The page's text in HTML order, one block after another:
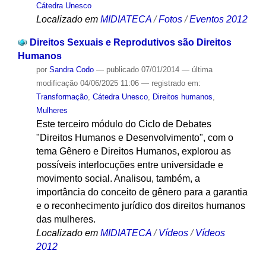
Cátedra Unesco
Localizado em MIDIATECA /Fotos /Eventos 2012
Direitos Sexuais e Reprodutivos são Direitos
Humanos
por Sandra Codo — publicado07/01/2014 — última
modificação04/06/2025 11:06 — registrado em:
Transformação, Cátedra Unesco, Direitos humanos
Mulheres
Este terceiro módulo do Ciclo de Debates
"Direitos Humanos e Desenvolvimento", com o
tema Gênero e Direitos Humanos, explorou as
possíveis interlocuções entre universidade e
movimento social. Analisou, também, a
importância do conceito de gênero para a garantia
e o reconhecimento jurídico dos direitos humanos
das mulheres.
Localizado em MIDIATECA /Vídeos /Vídeos
2012